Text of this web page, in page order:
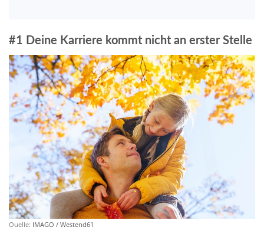
#1 Deine Karriere kommt nicht an erster Stelle
Quelle: IMAGO / Westend61